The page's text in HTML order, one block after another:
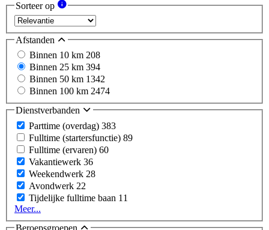
Sorteer op
Afstanden
Binnen 10 km 208
Binnen 25 km 394
Binnen 50 km 1342
Binnen 100 km 2474
Dienstverbanden
Parttime (overdag) 383
Fulltime (startersfunctie) 89
Fulltime (ervaren) 60
Vakantiewerk 36
Weekendwerk 28
Avondwerk 22
Tijdelijke fulltime baan 11
Meer...
Beroepsgroepen